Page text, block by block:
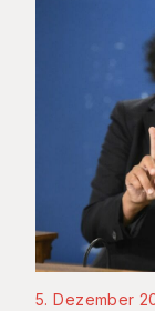
5. Dezember